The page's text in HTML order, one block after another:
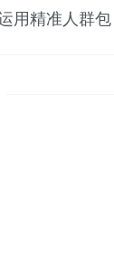
用精准人群包